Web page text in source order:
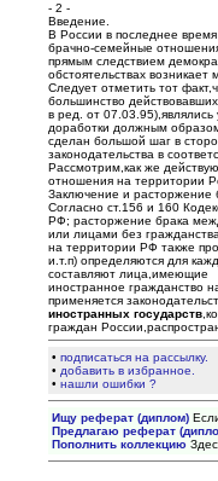
- 2 -
Введение.
В России в последнее
брачно-семейные
прямым следствием
обстоятельствах
Следует отметить тот
большинство
в ред. от
доработки должным
сделан большой шаг в
законодательства в
Рассмотрим,как же
отношения на территории
Заключение и расторжение
Согласно ст.156 и 160
РФ; расторжение брака
или лицами без
на территории РФ также
и.т.п) определяются для
составляют лица,имеющие
иностранное гражданство
применяется
иностранных государств
граждан
•подписаться на рассылку.
• добавить в избранное.
•нашли ошибки ?
Ищу реферат (диплом)
Предлагаю реферат
Пополнить коллекцию